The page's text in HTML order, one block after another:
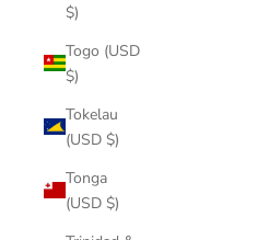
$)
Togo (USD
$)
Tokelau
(USD $)
Tonga
(USD $)